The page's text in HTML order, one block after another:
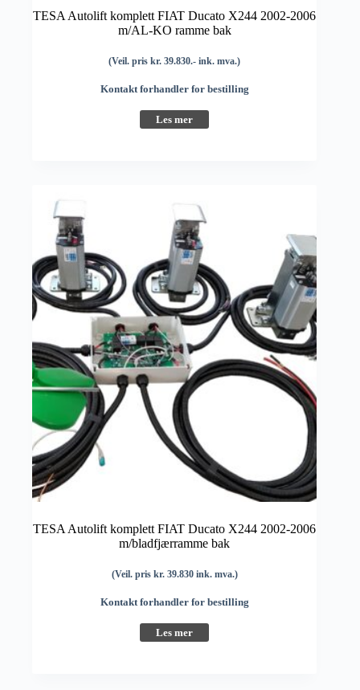
TESA Autolift komplett FIAT Ducato X244 2002-2006
m/AL-KO ramme bak
(Veil. pris kr. 39.830.- ink. mva.)
Kontakt forhandler for bestilling
Les mer
TESA Autolift komplett FIAT Ducato X244 2002-2006
m/bladfjærramme bak
(Veil. pris kr. 39.830 ink. mva.)
Kontakt forhandler for bestilling
Les mer